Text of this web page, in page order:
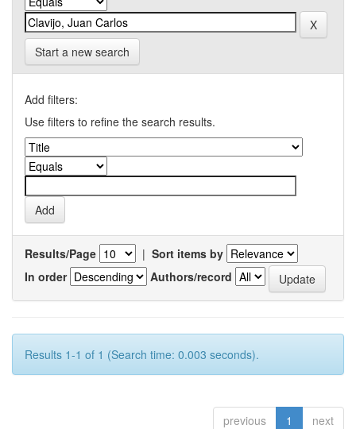
Start a new search
Add filters:
Use filters to refine the search results.
Results/Page | Sort items by
In order
Authors/record
Results 1-1 of 1 (Search time: 0.003 seconds).
previous 1 next